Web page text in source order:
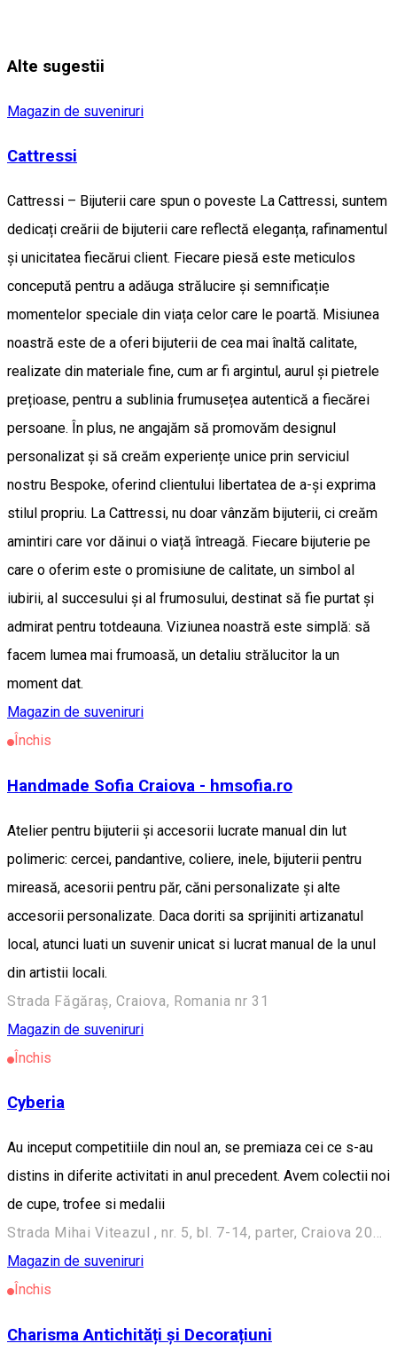
Alte sugestii
Magazin de suveniruri
Cattressi
Cattressi – Bijuterii care spun o poveste La Cattressi, suntem
dedicați creării de bijuterii care reflectă eleganța, rafinamentul
și unicitatea fiecărui client. Fiecare piesă este meticulos
concepută pentru a adăuga strălucire și semnificație
momentelor speciale din viața celor care le poartă. Misiunea
noastră este de a oferi bijuterii de cea mai înaltă calitate,
realizate din materiale fine, cum ar fi argintul, aurul și pietrele
prețioase, pentru a sublinia frumusețea autentică a fiecărei
persoane. În plus, ne angajăm să promovăm designul
personalizat și să creăm experiențe unice prin serviciul
nostru Bespoke, oferind clientului libertatea de a-și exprima
stilul propriu. La Cattressi, nu doar vânzăm bijuterii, ci creăm
amintiri care vor dăinui o viață întreagă. Fiecare bijuterie pe
care o oferim este o promisiune de calitate, un simbol al
iubirii, al succesului și al frumosului, destinat să fie purtat și
admirat pentru totdeauna. Viziunea noastră este simplă: să
facem lumea mai frumoasă, un detaliu strălucitor la un
moment dat.
Magazin de suveniruri
Închis
Handmade Sofia Craiova - hmsofia.ro
Atelier pentru bijuterii și accesorii lucrate manual din lut
polimeric: cercei, pandantive, coliere, inele, bijuterii pentru
mireasă, acesorii pentru păr, căni personalizate și alte
accesorii personalizate. Daca doriti sa sprijiniti artizanatul
local, atunci luati un suvenir unicat si lucrat manual de la unul
din artistii locali.
Strada Făgăraș, Craiova, Romania nr 31
Magazin de suveniruri
Închis
Cyberia
Au inceput competitiile din noul an, se premiaza cei ce s-au
distins in diferite activitati in anul precedent. Avem colectii noi
de cupe, trofee si medalii
Strada Mihai Viteazul , nr. 5, bl. 7-14, parter, Craiova 200418, Romania
Magazin de suveniruri
Închis
Charisma Antichități și Decorațiuni